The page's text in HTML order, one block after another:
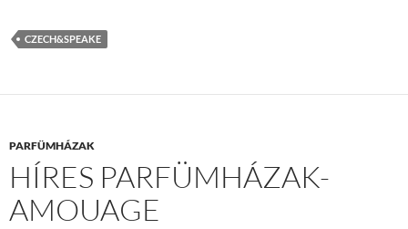
CZECH&SPEAKE
PARFÜMHÁZAK
HÍRES PARFÜMHÁZAK-
AMOUAGE